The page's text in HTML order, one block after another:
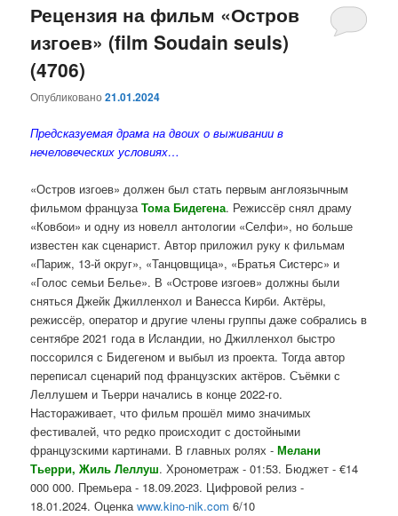
Рецензия на фильм «Остров
изгоев» (film Soudain seuls)
(4706)
Опубликовано21.01.2024
Предсказуемая драма на двоих о выживании в
нечеловеческих условиях…
«Остров изгоев» должен был стать первым англоязычным
фильмом французаТома Бидегена. Режиссёр снял драму
«Ковбои» и одну из новелл антологии «Селфи», но больше
известен как сценарист. Автор приложил руку к фильмам
«Париж, 13-й округ», «Танцовщица», «Братья Систерс» и
«Голос семьи Белье». В «Острове изгоев» должны были
сняться Джейк Джилленхол и Ванесса Кирби. Актёры,
режиссёр, оператор и другие члены группы даже собрались в
сентябре 2021 года в Исландии, но Джилленхол быстро
поссорился с Бидегеном и выбыл из проекта. Тогда автор
переписал сценарий под французских актёров. Съёмки с
Леллушем и Тьерри начались в конце 2022-го.
Настораживает, что фильм прошёл мимо значимых
фестивалей, что редко происходит с достойными
французскими картинами. В главных ролях -Мелани
Тьерри, Жиль Леллуш. Хронометраж - 01:53. Бюджет - €14
000 000. Премьера - 18.09.2023. Цифровой релиз -
18.01.2024. Оценкаwww.kino-nik.com 6/10